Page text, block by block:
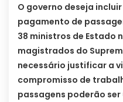
O governo deseja
pagamento de
38 ministros de Estado
magistrados do
necessário justificar a
compromisso de
passagens poderão